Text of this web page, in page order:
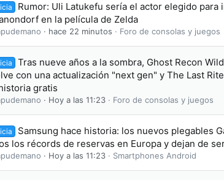
Rumor: Uli Latukefu sería el actor elegido para
en la película de Zelda
hace 22 minutos Foro de consolas y juegos
Tras nueve años a la sombra, Ghost Recon
con una actualización "next gen" y The Last
gratis
Hoy a las 11:23 Foro de consolas y juegos
Samsung hace historia: los nuevos plegables
los récords de reservas en Europa y dejan de
Hoy a las 11:23 Smartphones Android